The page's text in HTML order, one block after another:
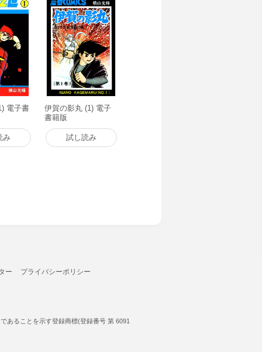
電子書
み
伊賀の影丸 (1) 電子
書籍版
試し読み
ー プライバシーポリシー
あることを示す登録商標(登録番号 第 6091